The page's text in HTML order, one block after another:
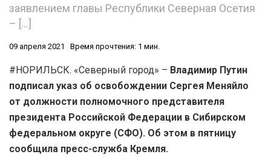
заявлением главы Республики Северная Осетия
– […]
09 апреля 2021 Время прочтения: 1 мин.
#НОРИЛЬСК. «Северный город» – Владимир Путин
подписал указ об освобождении Сергея Меняйло
от должности полномочного представителя
президента Российской Федерации в Сибирском
федеральном округе (СФО). Об этом в пятницу
сообщила пресс-служба Кремля.